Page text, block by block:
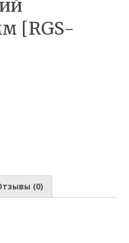
[RGS-
(0)